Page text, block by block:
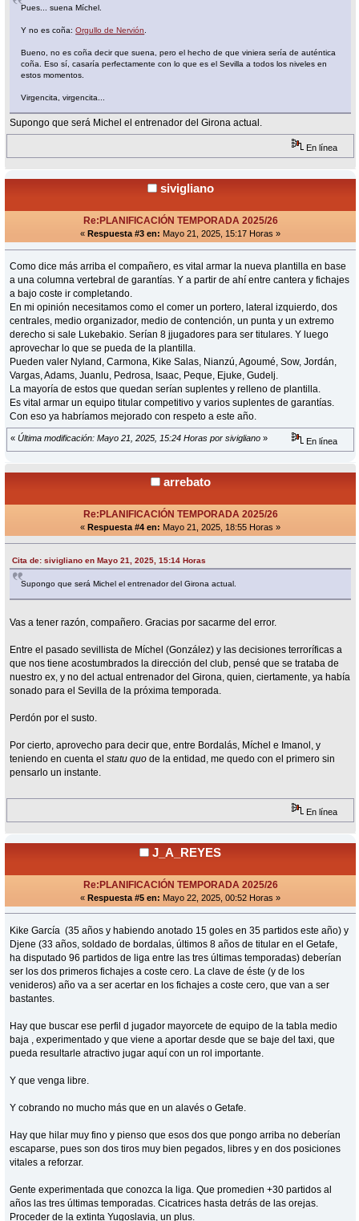
Pues... suena Míchel.
Y no es coña:Orgullo de Nervión
Bueno, no es coña decir que suena, pero el hecho de que viniera sería de auténtica
coña. Eso sí, casaría perfectamente con lo que es el Sevilla a todos los niveles en
estos momentos.
Virgencita, virgencita...
Supongo que será Michel el entrenador del Girona actual.
En línea
sivigliano
Re:PLANIFICACIÓN TEMPORADA 2025/26
« Respuesta #3 en: Mayo 21, 2025, 15:17 Horas »
Como dice más arriba el compañero, es vital armar la nueva plantilla en base
a una columna vertebral de garantías. Y a partir de ahí entre cantera y fichajes
a bajo coste ir completando.
En mi opinión necesitamos como el comer un portero, lateral izquierdo, dos
centrales, medio organizador, medio de contención, un punta y un extremo
derecho si sale Lukebakio. Serían 8 jjugadores para ser titulares. Y luego
aprovechar lo que se pueda de la plantilla.
Pueden valer Nyland, Carmona, Kike Salas, Nianzú, Agoumé, Sow, Jordán,
Vargas, Adams, Juanlu, Pedrosa, Isaac, Peque, Ejuke, Gudelj.
La mayoría de estos que quedan serían suplentes y relleno de plantilla.
Es vital armar un equipo titular competitivo y varios suplentes de garantías.
Con eso ya habríamos mejorado con respeto a este año.
« Última modificación: Mayo 21, 2025, 15:24 Horas por sivigliano » En línea
arrebato
Re:PLANIFICACIÓN TEMPORADA 2025/26
« Respuesta #4 en: Mayo 21, 2025, 18:55 Horas »
Cita de: sivigliano en Mayo 21, 2025, 15:14 Horas
Supongo que será Michel el entrenador del Girona actual.
Vas a tener razón, compañero. Gracias por sacarme del error.
Entre el pasado sevillista de Míchel (González) y las decisiones terroríficas a
que nos tiene acostumbrados la dirección del club, pensé que se trataba de
nuestro ex, y no del actual entrenador del Girona, quien, ciertamente, ya había
sonado para el Sevilla de la próxima temporada.
Perdón por el susto.
Por cierto, aprovecho para decir que, entre Bordalás, Míchel e Imanol, y
teniendo en cuenta elstatu quo de la entidad, me quedo con el primero sin
pensarlo un instante.
En línea
J_A_REYES
Re:PLANIFICACIÓN TEMPORADA 2025/26
« Respuesta #5 en: Mayo 22, 2025, 00:52 Horas »
Kike García (35 años y habiendo anotado 15 goles en 35 partidos este año) y
Djene (33 años, soldado de bordalas, últimos 8 años de titular en el Getafe,
ha disputado 96 partidos de liga entre las tres últimas temporadas) deberían
ser los dos primeros fichajes a coste cero. La clave de éste (y de los
venideros) año va a ser acertar en los fichajes a coste cero, que van a ser
bastantes.
Hay que buscar ese perfil d jugador mayorcete de equipo de la tabla medio
baja , experimentado y que viene a aportar desde que se baje del taxi, que
pueda resultarle atractivo jugar aquí con un rol importante.
Y que venga libre.
Y cobrando no mucho más que en un alavés o Getafe.
Hay que hilar muy fino y pienso que esos dos que pongo arriba no deberían
escaparse, pues son dos tiros muy bien pegados, libres y en dos posiciones
vitales a reforzar.
Gente experimentada que conozca la liga. Que promedien +30 partidos al
años las tres últimas temporadas. Cicatrices hasta detrás de las orejas.
Proceder de la extinta Yugoslavia, un plus.